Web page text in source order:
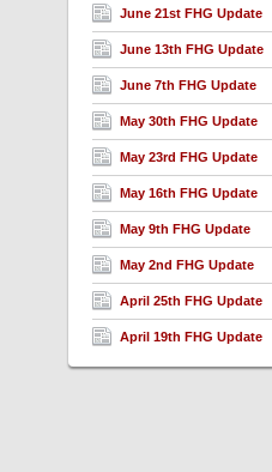
June 21st FHG Update
June 13th FHG Update
June 7th FHG Update
May 30th FHG Update
May 23rd FHG Update
May 16th FHG Update
May 9th FHG Update
May 2nd FHG Update
April 25th FHG Update
April 19th FHG Update